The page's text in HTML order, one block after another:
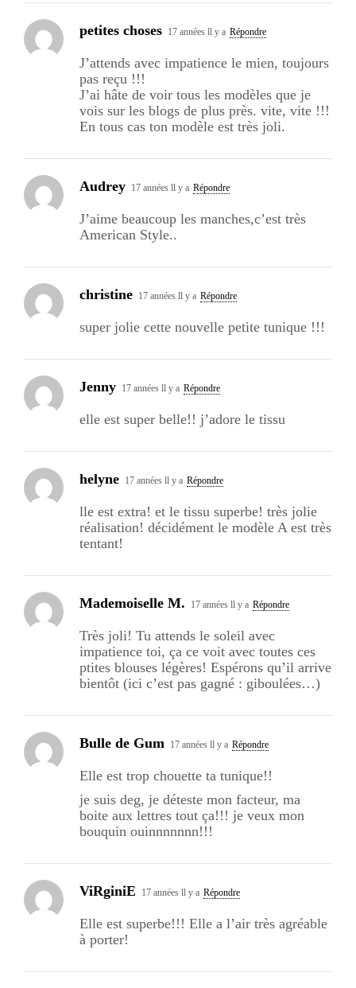
petites choses 17 années ll y a Répondre
J’attends avec impatience le mien, toujours
pas reçu !!!
J’ai hâte de voir tous les modèles que je
vois sur les blogs de plus près. vite, vite !!!
En tous cas ton modèle est très joli.
Audrey 17 années ll y a Répondre
J’aime beaucoup les manches,c’est très
American Style..
christine 17 années ll y a Répondre
super jolie cette nouvelle petite tunique !!!
Jenny 17 années ll y a Répondre
elle est super belle!! j’adore le tissu
helyne 17 années ll y a Répondre
lle est extra! et le tissu superbe! très jolie
réalisation! décidément le modèle A est très
tentant!
Mademoiselle M. 17 années ll y a Répondre
Très joli! Tu attends le soleil avec
impatience toi, ça ce voit avec toutes ces
ptites blouses légères! Espérons qu’il arrive
bientôt (ici c’est pas gagné : giboulées…)
Bulle de Gum 17 années ll y a Répondre
Elle est trop chouette ta tunique!!
je suis deg, je déteste mon facteur, ma
boite aux lettres tout ça!!! je veux mon
bouquin ouinnnnnnn!!!
ViRginiE 17 années ll y a Répondre
Elle est superbe!!! Elle a l’air très agréable
à porter!